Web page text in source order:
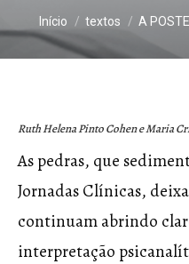
Você está aqui:
Início textos A
Ruth Helena Pinto Cohen e Maria
As pedras, que
Jornadas Clínicas,
continuam abrindo
interpretação